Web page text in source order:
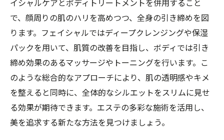
イシャルケアとボディトリートメントを併用すること
で、顔周りの肌のハリを高めつつ、全身の引き締めを図
ります。フェイシャルではディープクレンジングや保湿
パックを用いて、肌質の改善を目指し、ボディでは引き
締め効果のあるマッサージやトーニングを行います。こ
のような総合的なアプローチにより、肌の透明感やキメ
を整えると同時に、全体的なシルエットをスリムに見せ
る効果が期待できます。エステの多彩な施術を活用し、
美を追求する新たな方法を見つけましょう。